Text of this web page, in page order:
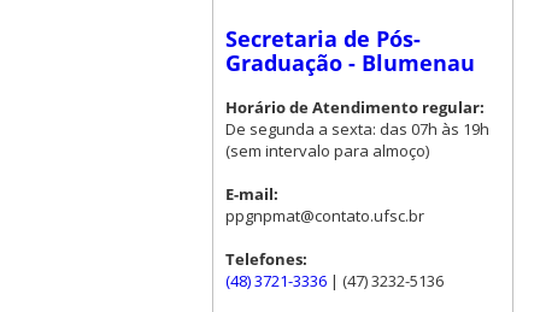
Secretaria de Pós-
Graduação - Blumenau
Horário de Atendimento regular:
De segunda a sexta: das 07h às 19h
(sem intervalo para almoço)
E-mail:
ppgnpmat@contato.ufsc.br
Telefones:
(48) 3721-3336| (47) 3232-5136